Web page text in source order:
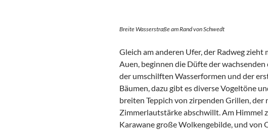
Breite Wasserstraße am Rand von Schwedt
Gleich am anderen Ufer, der Radweg zieht
Auen, beginnen die Düfte der
der umschilften Wasserformen und der
Bäumen, dazu gibt es diverse Vogeltöne
breiten Teppich von zirpenden Grillen, der
Zimmerlautstärke abschwillt. Am Himmel
Karawane große Wolkengebilde, und von